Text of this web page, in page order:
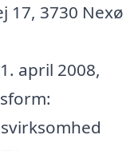
17, 3730 Nexø
april 2008,